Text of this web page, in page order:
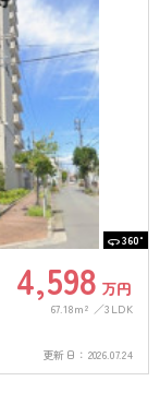
360°
4,598 万円
67.18m² 3LDK
更新日： 2026.07.24